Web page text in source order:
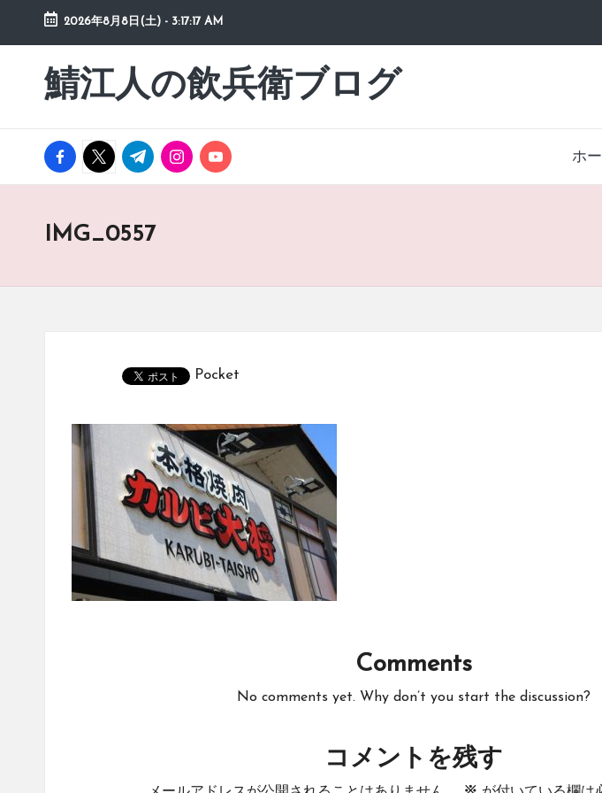
Skip
content
2026年8月8日(土) - 3:17:17 AM
鯖江人の飲兵衛ブログ
日々
の
然
草
facebook.com
twitter.com
t.me instagram.com
youtube.com ホ
IMG_0557
Pocket
Comments
No comments yet. Why don’t you start the discussion?
コメントを残す